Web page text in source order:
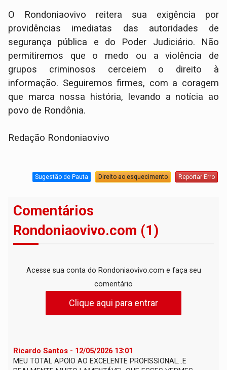
​O Rondoniaovivo reitera sua exigência por
providências imediatas das autoridades de
segurança pública e do Poder Judiciário. Não
permitiremos que o medo ou a violência de
grupos criminosos cerceiem o direito à
informação. Seguiremos firmes, com a coragem
que marca nossa história, levando a notícia ao
povo de Rondônia.
​Redação Rondoniaovivo
Sugestão de Pauta Direito ao esquecimento Reportar Erro
Comentários
Rondoniaovivo.com (1)
Acesse sua conta do Rondoniaovivo.com e faça seu
comentário
Clique aqui para entrar
Ricardo Santos - 12/05/2026 13:01
MEU TOTAL APOIO AO EXCELENTE PROFISSIONAL...E